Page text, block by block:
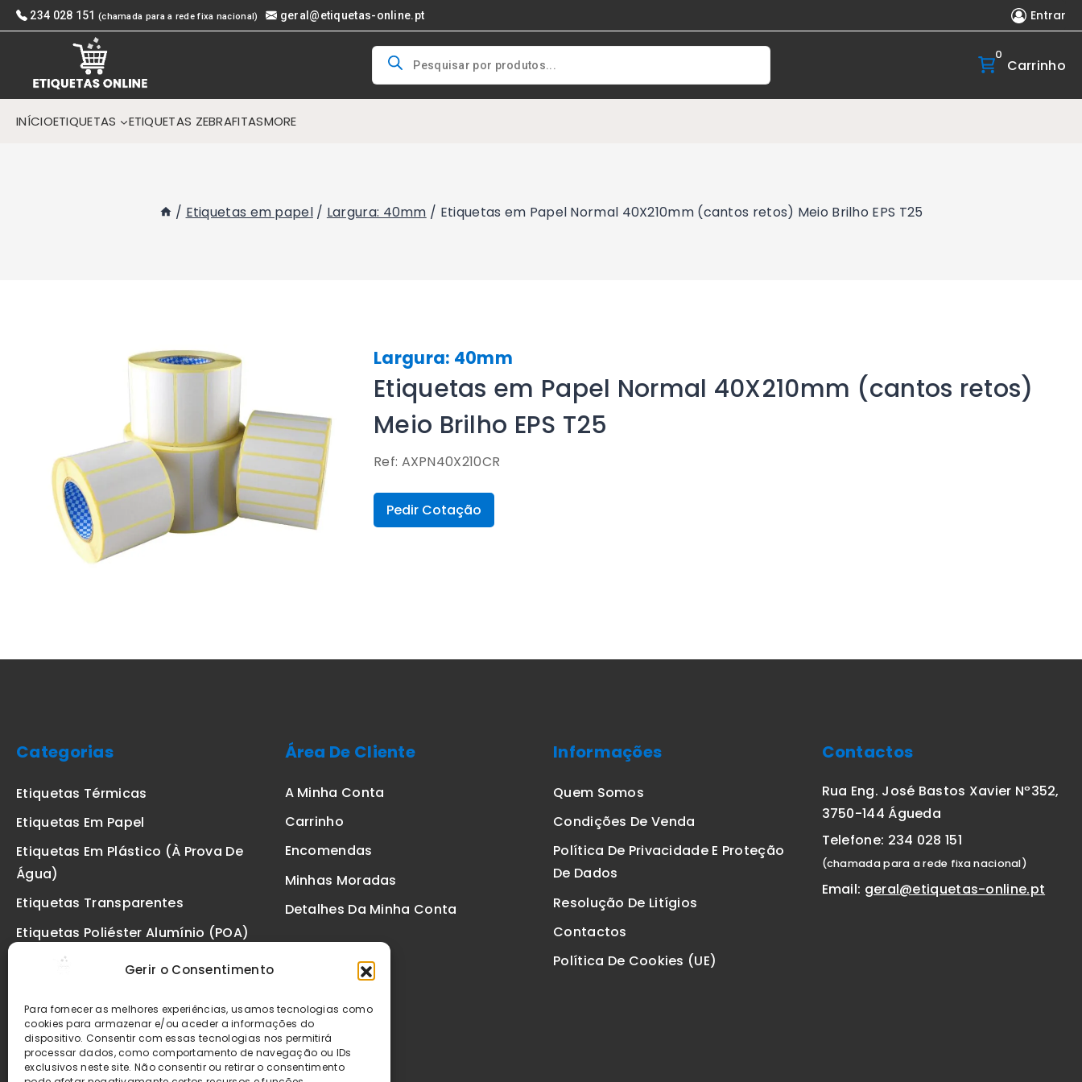
Gerir o Consentimento
Para fornecer as melhores experiências, usamos tecnologias como
cookies para armazenar e/ou aceder a informações do
dispositivo. Consentir com essas tecnologias nos permitirá
processar dados, como comportamento de navegação ou IDs
exclusivos neste site. Não consentir ou retirar o consentimento
Skip
to
234 028 151 (chamada para a rede fixa nacional) geral@etiquetas-online.pt Entrar
Products
search
0
Carrinho
INÍCIOETIQUETAS ETIQUETAS ZEBRAFITASMORE
/ Etiquetas em papel / Largura: 40mm / Etiquetas em Papel Normal 40X210mm (cantos retos) Meio Brilho EPS T25
Largura: 40mm
Etiquetas em Papel Normal 40X210mm (cantos retos)
Meio Brilho EPS T25
Ref: AXPN40X210CR
Pedir Cotação
Categorias
Etiquetas Térmicas
Etiquetas Em Papel
Etiquetas Em Plástico (à Prova De
Água)
Etiquetas Transparentes
Etiquetas Poliéster Alumínio (POA)
Etiquetas De Segurança VOID
Etiquetas Zebra
Fitas
Área De Cliente
A Minha Conta
Carrinho
Encomendas
Minhas Moradas
Detalhes Da Minha Conta
Informações
Quem Somos
Condições De Venda
Política De Privacidade E Proteção
De Dados
Resolução De Litígios
Contactos
Política De Cookies (UE)
Contactos
Rua Eng. José Bastos Xavier Nº352,
3750-144 Águeda
Telefone: 234 028 151
(chamada para a rede fixa nacional)
Email: geral@etiquetas-online.pt